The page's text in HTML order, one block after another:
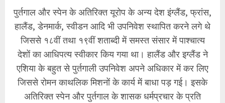
पुर्तगाल और स्पेन के अतिरिक्त यूरोप के अन्य देश इंग्लैंड, फ्रांस,
हालैंड, डेनमार्क, स्वीडन आदि भी उपनिवेश स्थापित करने लगे थे
जिससे १८वीं तथा १९वीं शताब्दी में समस्त संसार में पाश्चात्य
देशों का आधिपत्य स्वीकार किय गया था। हालैंड और इग्लैंड ने
एशिया के बहुत से पुर्तगाली उपनिवेश अपने अधिकार में कर लिए
जिससे रोमन काथलिक मिशनों के कार्य में बाधा पड़ गई। इसके
अतिरिक्त स्पेन और पुर्तगाल के शासक धर्मप्रचार के प्रति